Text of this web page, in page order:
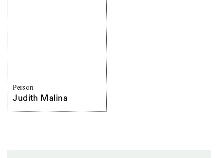
Person
Judith Malina